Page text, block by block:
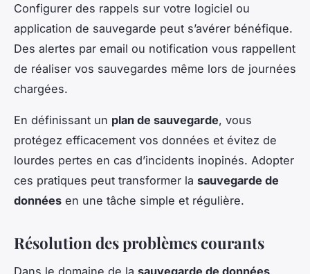
Configurer des rappels sur votre logiciel ou
application de sauvegarde peut s’avérer bénéfique.
Des alertes par email ou notification vous rappellent
de réaliser vos sauvegardes même lors de journées
chargées.
En définissant un plan de sauvegarde, vous
protégez efficacement vos données et évitez de
lourdes pertes en cas d’incidents inopinés. Adopter
ces pratiques peut transformer la sauvegarde de
données en une tâche simple et régulière.
Résolution des problèmes courants